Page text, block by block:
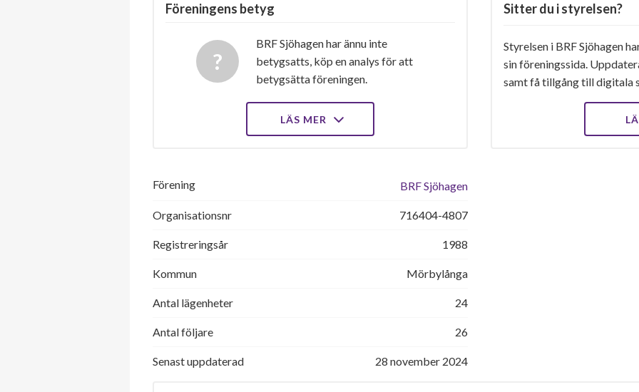
Föreningens betyg
BRF Sjöhagen har ännu inte
betygsatts, köp en analys för att
betygsätta föreningen.
LÄS MER
Sitter du i styrelsen?
Styrelsen i BRF Sjöhagen
sin föreningssida.
samt få tillgång till digitala
Förening BRF Sjöhagen
Organisationsnr 716404-4807
Registreringsår 1988
Kommun Mörbylånga
Antal lägenheter 24
Antal följare 26
Senast uppdaterad 28 november 2024